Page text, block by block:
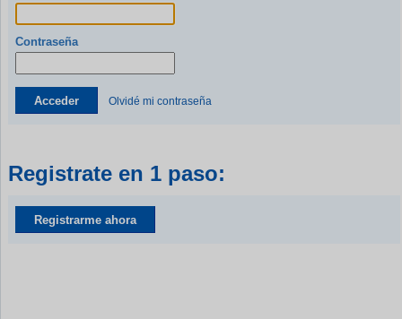
Contraseña
Acceder Olvidé mi contraseña
Registrate en 1 paso:
Registrarme ahora